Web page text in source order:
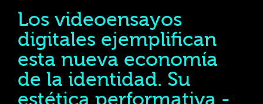
Los videoensayos
digitales ejemplifican
esta nueva economía
de la identidad. Su
estética performativa -